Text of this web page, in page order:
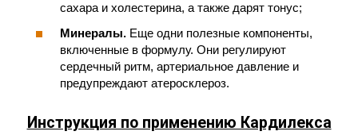
сахара и холестерина, а также дарят тонус;
Минералы. Еще одни полезные компоненты,
включенные в формулу. Они регулируют
сердечный ритм, артериальное давление и
предупреждают атеросклероз.
Инструкция по применению Кардилекса